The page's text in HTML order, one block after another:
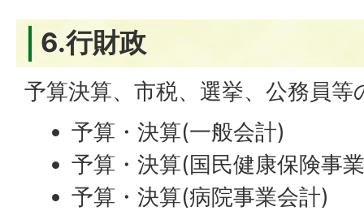
6.行財政
予算決算、市税、選挙、公務員等
予算・決算(一般会計)
予算・決算(国民健康保険事
予算・決算(病院事業会計)